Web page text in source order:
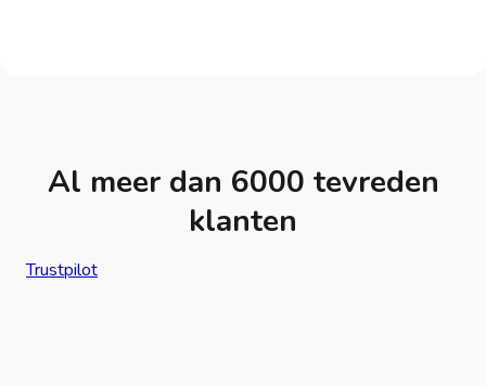
Al meer dan 6000 tevreden
klanten
Trustpilot